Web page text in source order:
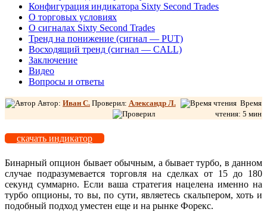
Конфигурация индикатора Sixty Second Trades
О торговых условиях
О сигналах Sixty Second Trades
Тренд на понижение (сигнал — PUT)
Восходящий тренд (сигнал — CALL)
Заключение
Видео
Вопросы и ответы
Автор: Иван С. Проверил: Александр Л.
Время
чтения: 5 мин
скачать индикатор
Бинарный опцион бывает обычным, а бывает турбо, в данном
случае подразумевается торговля на сделках от 15 до 180
секунд суммарно. Если ваша стратегия нацелена именно на
турбо опционы, то вы, по сути, являетесь скальпером, хоть и
подобный подход уместен еще и на рынке Форекс.